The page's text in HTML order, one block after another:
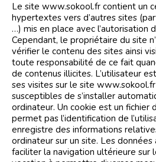
Le site www.sokool.fr contient un
hypertextes vers d’autres sites
…) mis en place avec l’autorisation
Cependant, le propriétaire du site
vérifier le contenu des sites ainsi
toute responsabilité de ce fait
de contenus illicites. L’utilisateur
ses visites sur le site
susceptibles de s’installer
ordinateur. Un cookie est un fichier
permet pas l’identification de
enregistre des informations
ordinateur sur un site. Les
faciliter la navigation ultérieure